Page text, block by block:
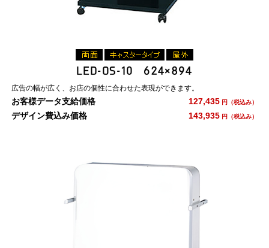
LED-OS-10 624×894
広告の幅が広く、お店の個性に合わせた表現ができます。
お客様データ支給価格 127,435 円（税込み）
デザイン費込み価格 143,935 円（税込み）